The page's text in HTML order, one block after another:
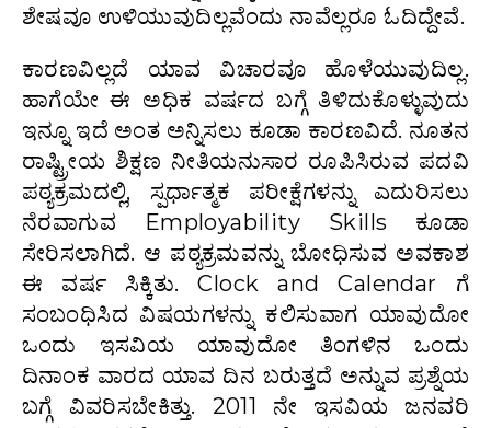
ಶೇಷವೂ ಉಳಿಯುವುದಿಲ್ಲವೆಂದು ನಾವೆಲ್ಲರೂ ಓದಿದ್ದೇವೆ.
ಕಾರಣವಿಲ್ಲದೆ ಯಾವ ವಿಚಾರವೂ ಹೊಳೆಯುವುದಿಲ್ಲ.
ಹಾಗೆಯೇ ಈ ಅಧಿಕ ವರ್ಷದ ಬಗ್ಗೆ ತಿಳಿದುಕೊಳ್ಳುವುದು
ಇನ್ನೂ ಇದೆ ಅಂತ ಅನ್ನಿಸಲು ಕೂಡಾ ಕಾರಣವಿದೆ. ನೂತನ
ರಾಷ್ಟ್ರೀಯ ಶಿಕ್ಷಣ ನೀತಿಯನುಸಾರ ರೂಪಿಸಿರುವ ಪದವಿ
ಪಠ್ಯಕ್ರಮದಲ್ಲಿ, ಸ್ಪರ್ಧಾತ್ಮಕ ಪರೀಕ್ಷೆಗಳನ್ನು ಎದುರಿಸಲು
ನೆರವಾಗುವ Employability Skills ಕೂಡಾ
ಸೇರಿಸಲಾಗಿದೆ. ಆ ಪಠ್ಯಕ್ರಮವನ್ನು ಬೋಧಿಸುವ ಅವಕಾಶ
ಈ ವರ್ಷ ಸಿಕ್ಕಿತು. Clock and Calendar ಗೆ
ಸಂಬಂಧಿಸಿದ ವಿಷಯಗಳನ್ನು ಕಲಿಸುವಾಗ ಯಾವುದೋ
ಒಂದು ಇಸವಿಯ ಯಾವುದೋ ತಿಂಗಳಿನ ಒಂದು
ದಿನಾಂಕ ವಾರದ ಯಾವ ದಿನ ಬರುತ್ತದೆ ಅನ್ನುವ ಪ್ರಶ್ನೆಯ
ಬಗ್ಗೆ ವಿವರಿಸಬೇಕಿತ್ತು. 2011 ನೇ ಇಸವಿಯ ಜನವರಿ